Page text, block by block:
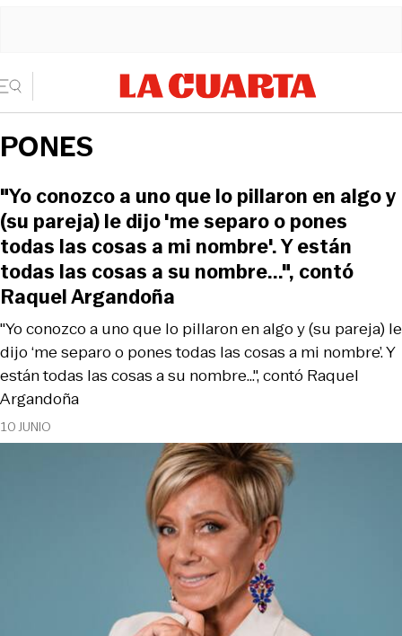
PONES
10 JUNIO
"Yo conozco a uno que lo pillaron en algo y (su pareja) le
dijo ‘me separo o pones todas las cosas a mi nombre’. Y
están todas las cosas a su nombre...", contó Raquel
Argandoña
"Yo conozco a uno que lo pillaron en algo y
(su pareja) le dijo 'me separo o pones
todas las cosas a mi nombre'. Y están
todas las cosas a su nombre...", contó
Raquel Argandoña